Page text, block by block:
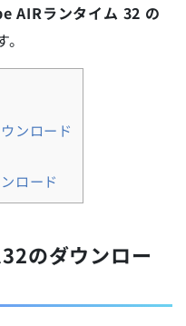
AIRランタイム 32 の
ンロード
ロード
のダウンロー